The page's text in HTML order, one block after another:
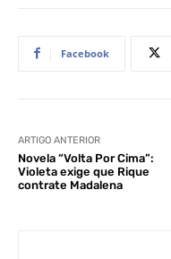
Facebook
ARTIGO ANTERIOR
Novela “Volta Por Cima”:
Violeta exige que Rique
contrate Madalena